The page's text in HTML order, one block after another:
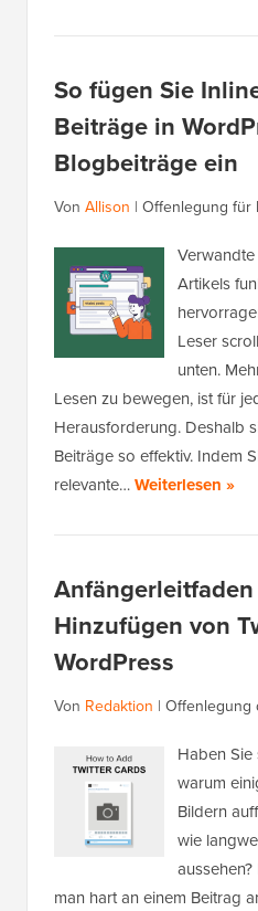
So fügen Sie
Beiträge in
Blogbeiträge ein
Von Allison | Offenlegung für
Artikels
Leser
unten.
Lesen zu bewegen, ist für
Herausforderung. Deshalb
Beiträge so effektiv. Indem
relevante…Weiterlesen »
Hinzufügen von
WordPress
Von Redaktion | Offenlegung
Haben
warum
Bildern
wie
man hart an einem Beitrag